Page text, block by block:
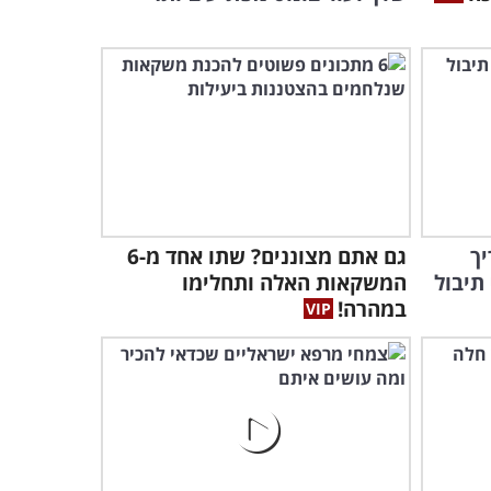
גם אתם מצוננים? שתו אחד מ-6
המשקאות האלה ותחלימו
במהרה!